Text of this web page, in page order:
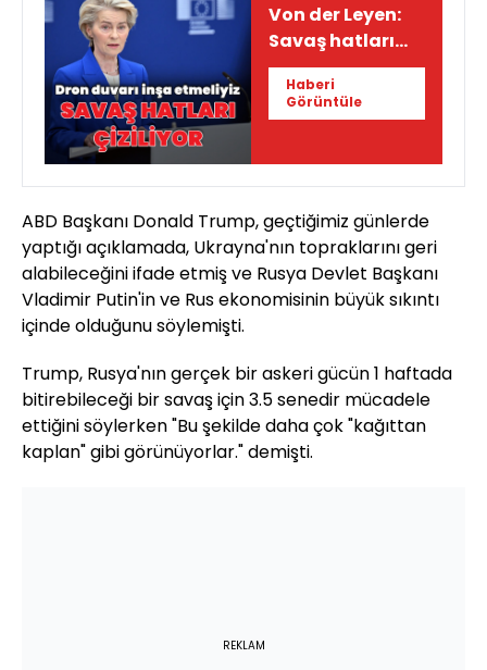
Von der Leyen:
Savaş hatları
çiziliyor
Haberi
Görüntüle
ABD Başkanı Donald Trump, geçtiğimiz günlerde
yaptığı açıklamada, Ukrayna'nın topraklarını geri
alabileceğini ifade etmiş ve Rusya Devlet Başkanı
Vladimir Putin'in ve Rus ekonomisinin büyük sıkıntı
içinde olduğunu söylemişti.
Trump, Rusya'nın gerçek bir askeri gücün 1 haftada
bitirebileceği bir savaş için 3.5 senedir mücadele
ettiğini söylerken "Bu şekilde daha çok "kağıttan
kaplan" gibi görünüyorlar." demişti.
REKLAM